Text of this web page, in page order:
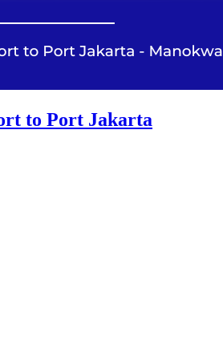
to Port Jakarta